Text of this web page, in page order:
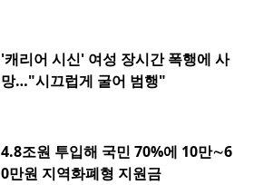
'캐리어 시신' 여성 장시간 폭행에 사
망…"시끄럽게 굴어 범행"
4.8조원 투입해 국민 70%에 10만∼6
0만원 지역화폐형 지원금